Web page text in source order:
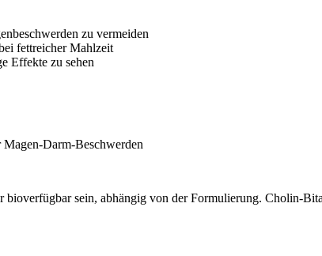
zu vermeiden
fettreicher Mahlzeit
Effekte zu sehen
Darm-Beschwerden
sein, abhängig von der Formulierung. Cholin-